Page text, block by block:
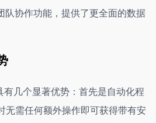
队协作功能，提供了更全面的数据
有几个显著优势：首先是自动化程
无需任何额外操作即可获得带有安